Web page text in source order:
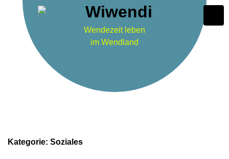
Wendezeit leben
im Wendland
Kategorie: Soziales